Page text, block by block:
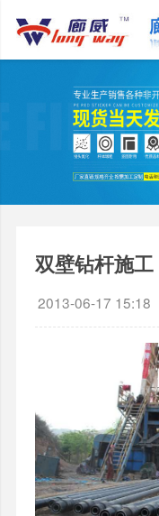
双壁钻杆施工
2013-06-17 15:18